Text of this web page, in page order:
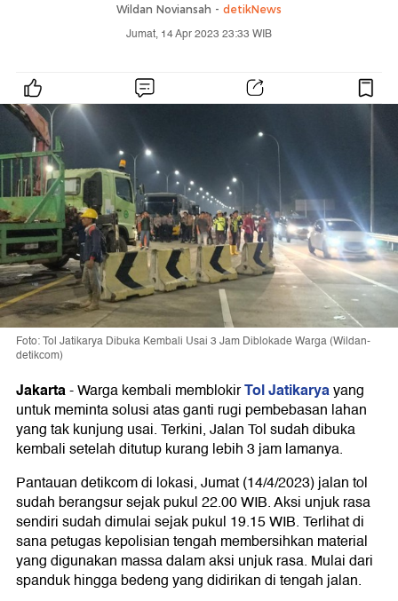
Wildan Noviansah - detikNews
Jumat, 14 Apr 2023 23:33 WIB
Foto: Tol Jatikarya Dibuka Kembali Usai 3 Jam Diblokade Warga (Wildan-
detikcom)
Jakarta-Warga kembali memblokirTol Jatikaryayang
untuk meminta solusi atas ganti rugi pembebasan lahan
yang tak kunjung usai. Terkini, Jalan Tol sudah dibuka
kembali setelah ditutup kurang lebih 3 jam lamanya.
Pantauan detikcom di lokasi, Jumat (14/4/2023) jalan tol
sudah berangsur sejak pukul 22.00 WIB. Aksi unjuk rasa
sendiri sudah dimulai sejak pukul 19.15 WIB. Terlihat di
sana petugas kepolisian tengah membersihkan material
yang digunakan massa dalam aksi unjuk rasa. Mulai dari
spanduk hingga bedeng yang didirikan di tengah jalan.